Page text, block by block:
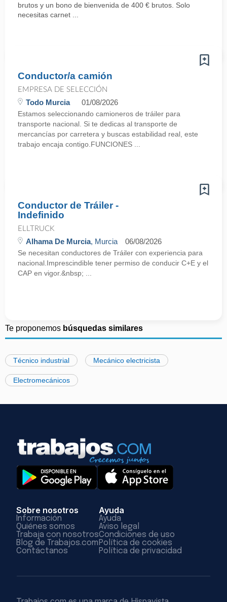
brutos y un bono de bienvenida de 400 € brutos. Solo
necesitas carnet ...
Conductor/a camión
EMPRESA DE SELECCIÓN
Todo Murcia 01/08/2026
Estamos seleccionando camioneros de tráiler para
transporte nacional. Si te dedicas al transporte de
mercancías por carretera y buscas estabilidad real, este
trabajo encaja contigo.FUNCIONES ...
Conductor de Tráiler -
Indefinido
ELLTRUCK
Alhama De Murcia, Murcia 06/08/2026
Se necesitan conductores de Tráiler con experiencia para
nacional.Imprescindible tener permiso de conducir C+E y el
CAP en vigor.&nbsp; ...
Te proponemos búsquedas similares
Técnico industrial Mecánico electricista
Electromecánicos
Sobre nosotros
Información
Quiénes somos
Trabaja con nosotros
Blog de Trabajos.com
Contáctanos
Ayuda
Ayuda
Aviso legal
Condiciones de uso
Política de cookies
Política de privacidad